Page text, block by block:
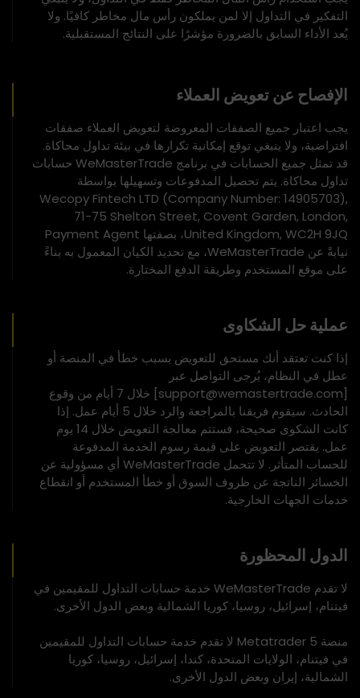
التفكير في التداول إلا لمن يملكون رأس مال مخاطر كافيًا. ولا
يُعد الأداء السابق بالضرورة مؤشرًا على النتائج المستقبلية.
الإفصاح عن تعويض العملاء
يجب اعتبار جميع الصفقات المعروضة لتعويض العملاء صفقات
افتراضية، ولا ينبغي توقع إمكانية تكرارها في بيئة تداول محاكاة.
قد تمثل جميع الحسابات في برنامج WeMasterTrade حسابات
تداول محاكاة. يتم تحصيل المدفوعات وتسهيلها بواسطة
Wecopy Fintech LTD (Company Number: 14905703),
71-75 Shelton Street, Covent Garden, London,
United Kingdom, WC2H 9JQ، بصفتها Payment Agent
نيابةً عن WeMasterTrade، مع تحديد الكيان المعمول به بناءً
على موقع المستخدم وطريقة الدفع المختارة.
عملية حل الشكاوى
إذا كنت تعتقد أنك مستحق للتعويض بسبب خطأ في المنصة أو
عطل في النظام، يُرجى التواصل عبر
[support@wemastertrade.com] خلال 7 أيام من وقوع
الحادث. سيقوم فريقنا بالمراجعة والرد خلال 5 أيام عمل. إذا
كانت الشكوى صحيحة، فستتم معالجة التعويض خلال 14 يوم
عمل. يقتصر التعويض على قيمة رسوم الخدمة المدفوعة
للحساب المتأثر. لا تتحمل WeMasterTrade أي مسؤولية عن
الخسائر الناتجة عن ظروف السوق أو خطأ المستخدم أو انقطاع
خدمات الجهات الخارجية.
الدول المحظورة
لا تقدم WeMasterTrade خدمة حسابات التداول للمقيمين في
فيتنام، إسرائيل، روسيا، كوريا الشمالية وبعض الدول الأخرى.
منصة Metatrader 5 لا تقدم خدمة حسابات التداول للمقيمين
في فيتنام، الولايات المتحدة، كندا، إسرائيل، روسيا، كوريا
الشمالية، إيران وبعض الدول الأخرى.